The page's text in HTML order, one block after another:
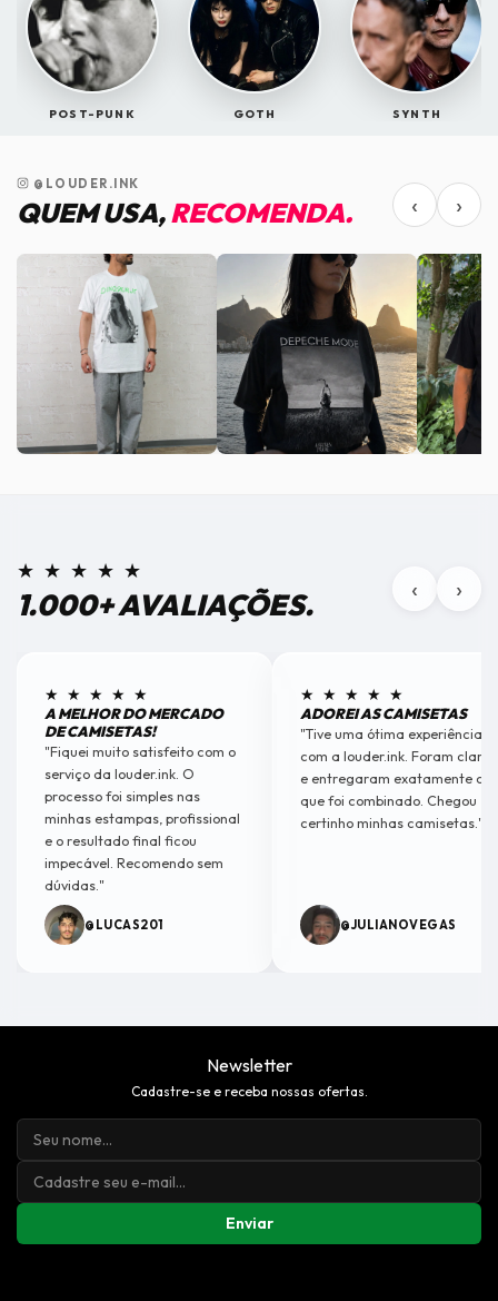
camiseta.
A tonalidade da malha pode apresentar pequenas diferenças com
relação à foto por conta da iluminação e variação de monitores.
TROCAS
Todo cliente possui um prazo de 7 dias corridos, a contar
da data do recebimento do produto, de acordo com os
Correios, para trocas ou devolucão.
qualquer indício de uso.
POST-PUNK GOTH SYNTH
@LOUDER.INK
QUEM USA,RECOMENDA. ‹ ›
★ ★ ★ ★ ★
1.000+ AVALIAÇÕES. ‹ ›
★ ★ ★ ★ ★
A MELHOR DO MERCADO
DE CAMISETAS!
"Fiquei muito satisfeito com o
serviço da louder.ink. O
processo foi simples nas
minhas estampas, profissional
e o resultado final ficou
impecável. Recomendo sem
dúvidas."
@LUCAS201
★ ★ ★ ★ ★
ADOREI AS CAMISETAS
"Tive uma ótima experiência
com a louder.ink. Foram claros
e entregaram exatamente o
que foi combinado. Chegou
certinho minhas camisetas."
@JULIANOVEGAS
Newsletter
Cadastre-se e receba nossas ofertas.
Enviar